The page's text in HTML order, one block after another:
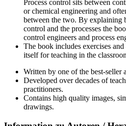
Process control sits between
or chemical engineering and
between the two. By explaining
control and the processes the
control engineers and process
The book includes exercises
itself for teaching in the
Written by one of the best-seller
Developed over decades of
practitioners.
Contains high quality images,
drawings.